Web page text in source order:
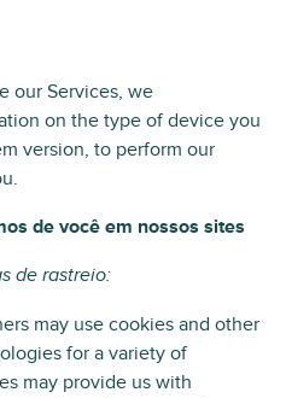
our Services, we
on the type of device you
version, to perform our
de você em nossos sites
de rastreio:
may use cookies and other
for a variety of
may provide us with